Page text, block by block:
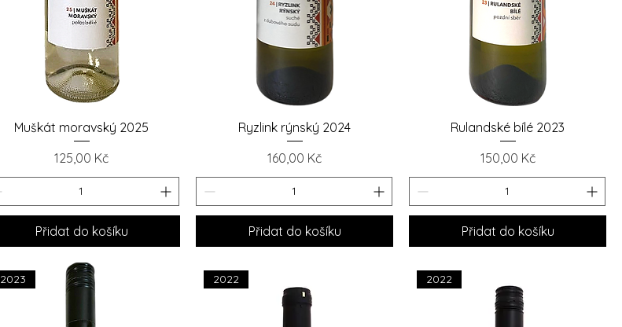
Rychlý náhled
Muškát moravský 2025
Cena
125,00 Kč
Přidat do košíku
Rychlý náhled
Ryzlink rýnský 2024
Cena
160,00 Kč
Přidat do košíku
Rychlý náhled
Rulandské bílé 2023
Cena
150,00 Kč
Přidat do košíku
2023 2022 2022